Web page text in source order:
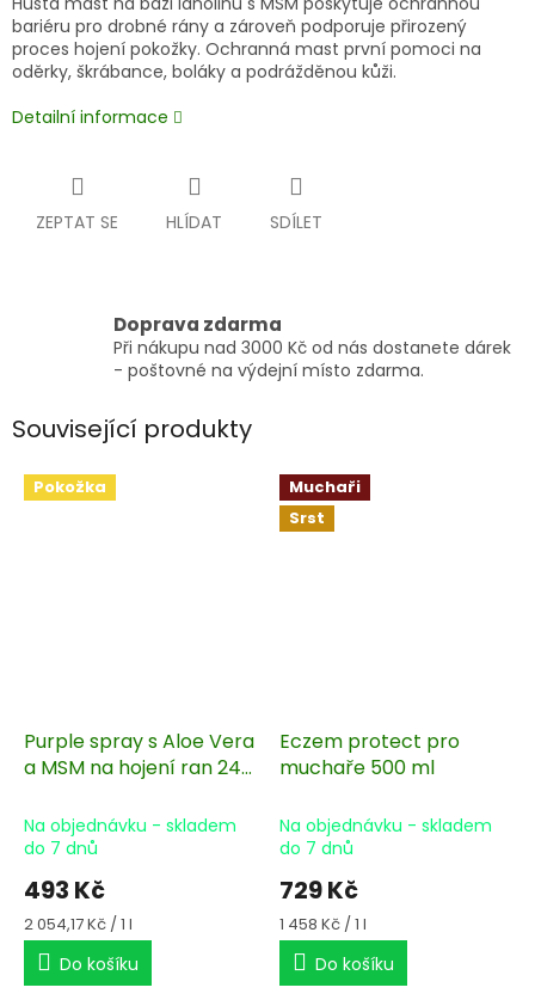
bariéru pro drobné rány a zároveň podporuje přirozený
proces hojení pokožky. Ochranná mast první pomoci na
oděrky, škrábance, boláky a podrážděnou kůži.
Detailní informace
ZEPTAT SE HLÍDAT SDÍLET
Doprava zdarma
Při nákupu nad 3000 Kč od nás dostanete dárek
- poštovné na výdejní místo zdarma.
Související produkty
Pokožka
Purple spray s Aloe Vera
a MSM na hojení ran 240
Na objednávku - skladem
do 7 dnů
493 Kč
Měrná
cena:
2 054,17 Kč / 1 l
Do košíku
Muchaři
Srst
Eczem protect pro
muchaře 500 ml
Na objednávku - skladem
do 7 dnů
729 Kč
Měrná
cena:
1 458 Kč / 1 l
Do košíku